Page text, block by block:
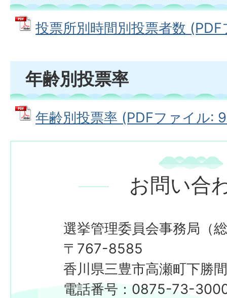
投票所別時間別投票者数
年齢別投票率
年齢別投票率 (PDFファイル:
お問い合
選挙管理委員会事務局（
〒767-8585
香川県三豊市高瀬町下勝
電話番号：0875-73-